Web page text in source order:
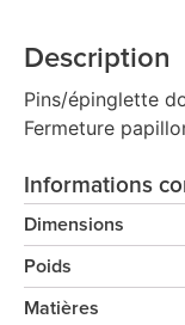
Description
Pins/épinglette
Fermeture
Informations
Dimensions
Poids
Matières